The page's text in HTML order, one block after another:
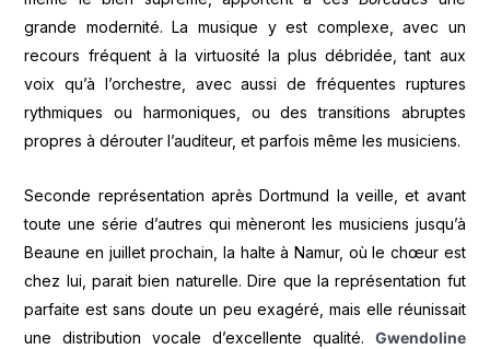
grande modernité. La musique y est complexe, avec un
recours fréquent à la virtuosité la plus débridée, tant aux
voix qu’à l’orchestre, avec aussi de fréquentes ruptures
rythmiques ou harmoniques, ou des transitions abruptes
propres à dérouter l’auditeur, et parfois même les musiciens.
Seconde représentation après Dortmund la veille, et avant
toute une série d’autres qui mèneront les musiciens jusqu’à
Beaune en juillet prochain, la halte à Namur, où le chœur est
chez lui, parait bien naturelle. Dire que la représentation fut
parfaite est sans doute un peu exagéré, mais elle réunissait
une distribution vocale d’excellente qualité. Gwendoline